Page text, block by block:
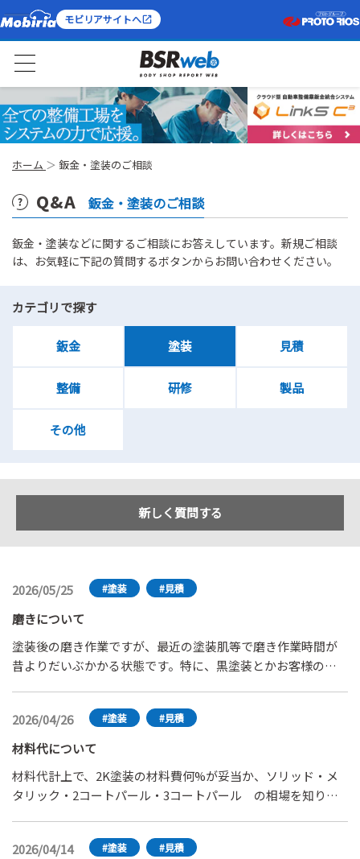
モビリアサイトへ
ホーム 鈑金・塗装のご相談
Q&A 鈑金・塗装のご相談
鈑金・塗装などに関するご相談にお答えしています。新規ご相談
は、お気軽に下記の質問するボタンからお問い合わせください。
カテゴリで探す
鈑金 塗装 見積
整備 研修 製品
その他
新しく質問する
2026/05/25 #塗装 #見積
磨きについて
塗装後の磨き作業ですが、最近の塗装肌等で磨き作業時間が
昔よりだいぶかかる状態です。特に、黒塗装とかお客様の見
ろしくお願いします。
2026/04/26 #塗装 #見積
材料代について
材料代計上で、2K塗装の材料費何%が妥当か、ソリッド・メ
タリック・2コートパール・3コートパール の相場を知りた
2026/04/14 #塗装 #見積